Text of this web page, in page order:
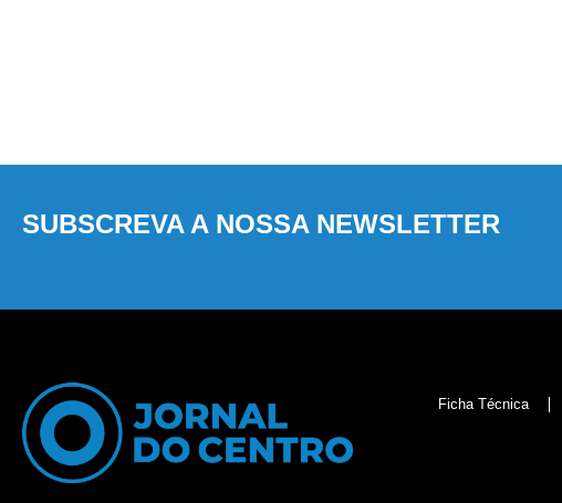
SUBSCREVA A NOSSA NEWSLETTER
Ficha Técnica